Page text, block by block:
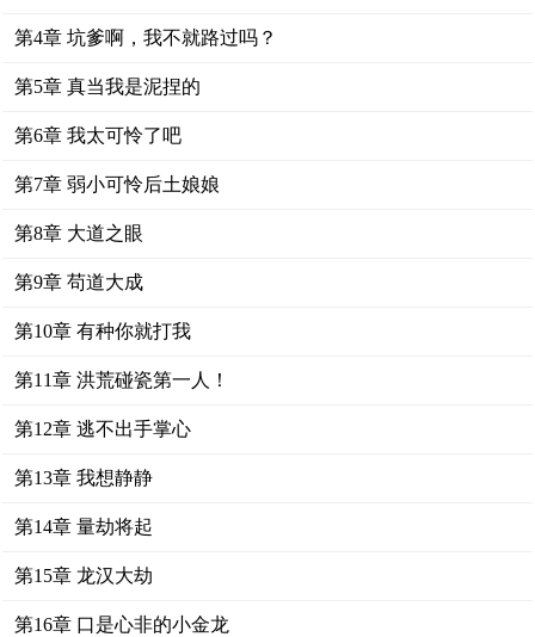
第4章 坑爹啊，我不就路过吗？
第5章 真当我是泥捏的
第6章 我太可怜了吧
第7章 弱小可怜后土娘娘
第8章 大道之眼
第9章 苟道大成
第10章 有种你就打我
第11章 洪荒碰瓷第一人！
第12章 逃不出手掌心
第13章 我想静静
第14章 量劫将起
第15章 龙汉大劫
第16章 口是心非的小金龙